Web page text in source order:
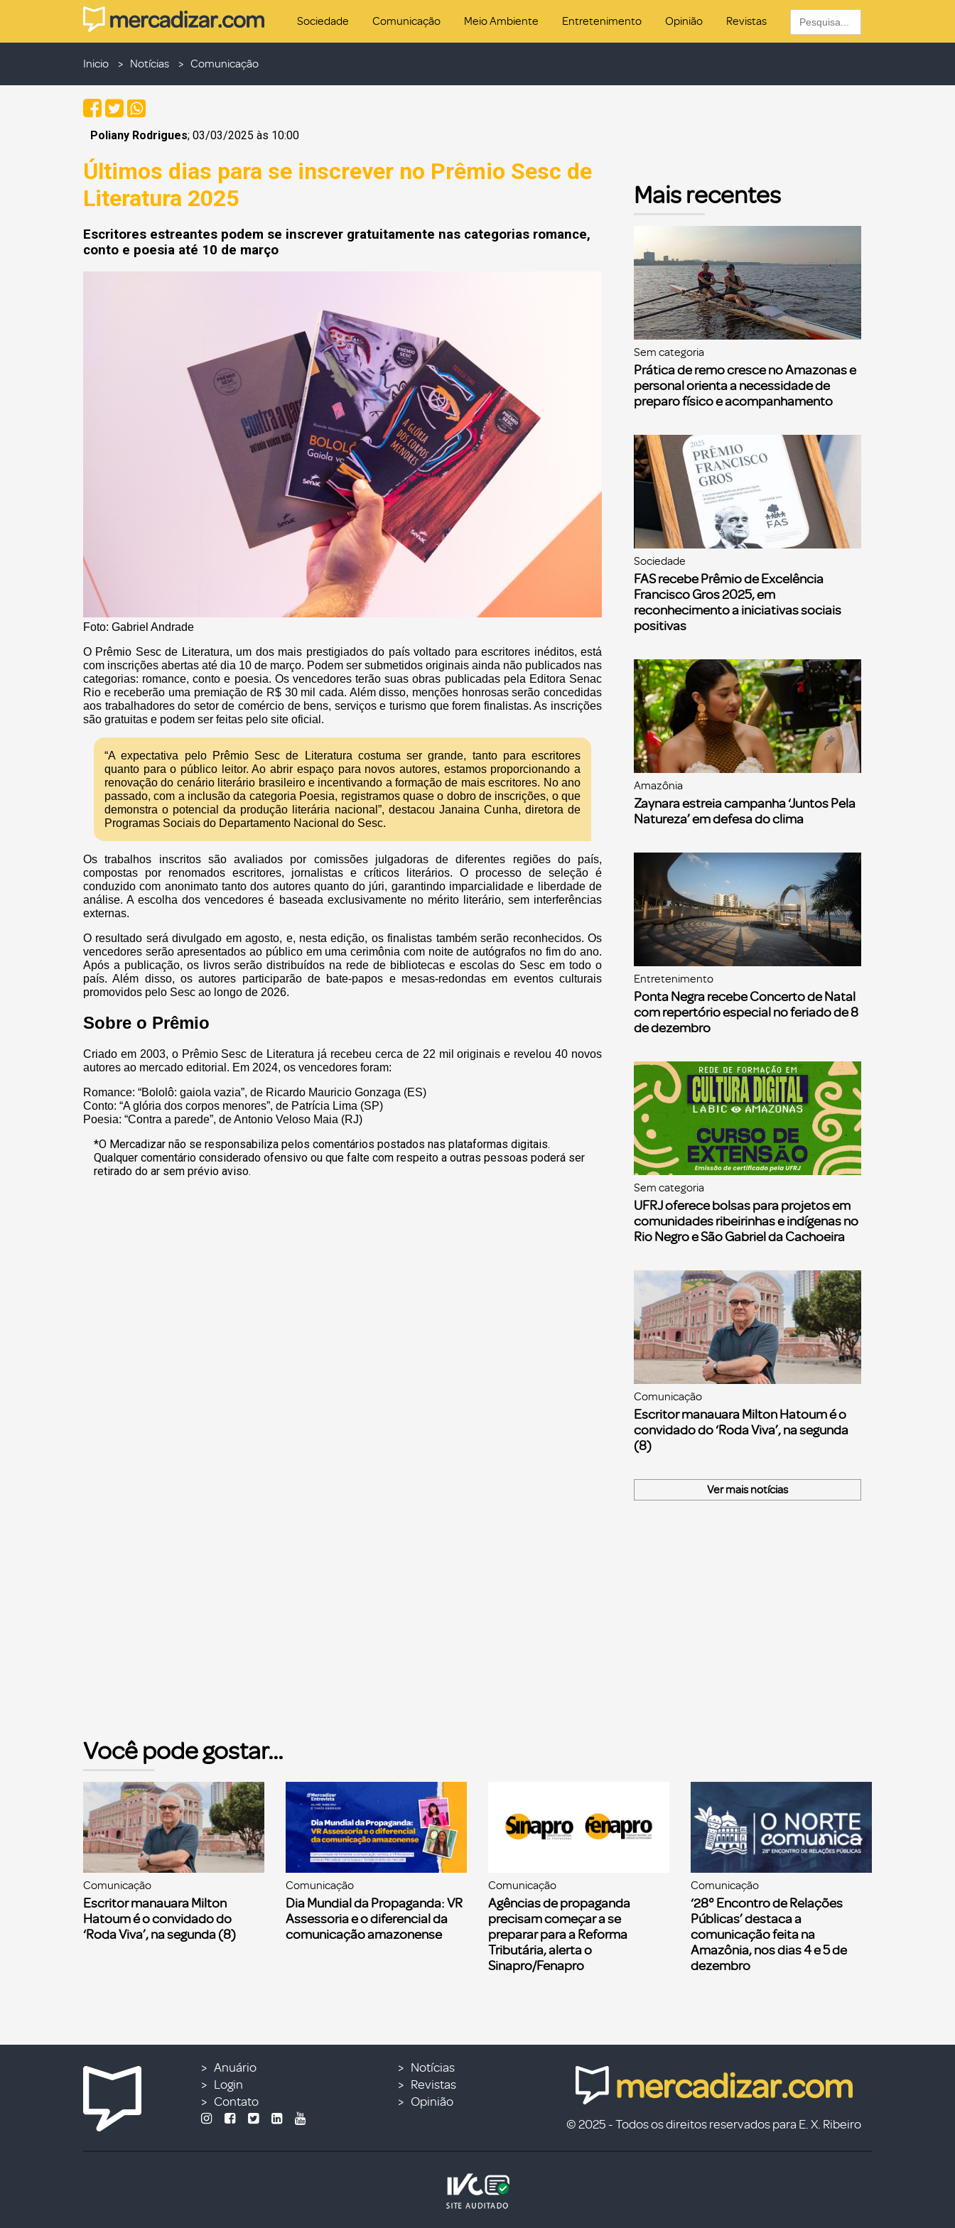
Sociedade Comunicação Meio Ambiente Entretenimento Opinião Revistas
Search
for:
Inicio Notícias Comunicação
Poliany Rodrigues; 03/03/2025 às 10:00
Últimos dias para se inscrever no Prêmio Sesc de
Literatura 2025
Escritores estreantes podem se inscrever gratuitamente nas categorias romance,
conto e poesia até 10 de março
Foto: Gabriel Andrade
O Prêmio Sesc de Literatura, um dos mais prestigiados do país voltado para escritores inéditos, está
com inscrições abertas até dia 10 de março. Podem ser submetidos originais ainda não publicados nas
categorias: romance, conto e poesia. Os vencedores terão suas obras publicadas pela Editora Senac
Rio e receberão uma premiação de R$ 30 mil cada. Além disso, menções honrosas serão concedidas
aos trabalhadores do setor de comércio de bens, serviços e turismo que forem finalistas. As inscrições
são gratuitas e podem ser feitas pelo site oficial.
“A expectativa pelo Prêmio Sesc de Literatura costuma ser grande, tanto para escritores
quanto para o público leitor. Ao abrir espaço para novos autores, estamos proporcionando a
renovação do cenário literário brasileiro e incentivando a formação de mais escritores. No ano
passado, com a inclusão da categoria Poesia, registramos quase o dobro de inscrições, o que
demonstra o potencial da produção literária nacional”, destacou Janaina Cunha, diretora de
Programas Sociais do Departamento Nacional do Sesc.
Os trabalhos inscritos são avaliados por comissões julgadoras de diferentes regiões do país,
compostas por renomados escritores, jornalistas e críticos literários. O processo de seleção é
conduzido com anonimato tanto dos autores quanto do júri, garantindo imparcialidade e liberdade de
análise. A escolha dos vencedores é baseada exclusivamente no mérito literário, sem interferências
externas.
O resultado será divulgado em agosto, e, nesta edição, os finalistas também serão reconhecidos. Os
vencedores serão apresentados ao público em uma cerimônia com noite de autógrafos no fim do ano.
Após a publicação, os livros serão distribuídos na rede de bibliotecas e escolas do Sesc em todo o
país. Além disso, os autores participarão de bate-papos e mesas-redondas em eventos culturais
promovidos pelo Sesc ao longo de 2026.
Sobre o Prêmio
Criado em 2003, o Prêmio Sesc de Literatura já recebeu cerca de 22 mil originais e revelou 40 novos
autores ao mercado editorial. Em 2024, os vencedores foram:
Romance: “Bololô: gaiola vazia”, de Ricardo Mauricio Gonzaga (ES)
Conto: “A glória dos corpos menores”, de Patrícia Lima (SP)
Poesia: “Contra a parede”, de Antonio Veloso Maia (RJ)
*O Mercadizar não se responsabiliza pelos comentários postados nas plataformas digitais.
Qualquer comentário considerado ofensivo ou que falte com respeito a outras pessoas poderá ser
retirado do ar sem prévio aviso.
Mais recentes
Sem categoria
Prática de remo cresce no Amazonas e
personal orienta a necessidade de
preparo físico e acompanhamento
Sociedade
FAS recebe Prêmio de Excelência
Francisco Gros 2025, em
reconhecimento a iniciativas sociais
positivas
Amazônia
Zaynara estreia campanha ‘Juntos Pela
Natureza’ em defesa do clima
Entretenimento
Ponta Negra recebe Concerto de Natal
com repertório especial no feriado de 8
de dezembro
Sem categoria
UFRJ oferece bolsas para projetos em
comunidades ribeirinhas e indígenas no
Rio Negro e São Gabriel da Cachoeira
Comunicação
Escritor manauara Milton Hatoum é o
convidado do ‘Roda Viva’, na segunda
(8)
Ver mais notícias
Você pode gostar...
Comunicação
Escritor manauara Milton
Hatoum é o convidado do
‘Roda Viva’, na segunda (8)
Comunicação
Dia Mundial da Propaganda: VR
Assessoria e o diferencial da
comunicação amazonense
Comunicação
Agências de propaganda
precisam começar a se
preparar para a Reforma
Tributária, alerta o
Sinapro/Fenapro
Comunicação
‘28° Encontro de Relações
Públicas’ destaca a
comunicação feita na
Amazônia, nos dias 4 e 5 de
dezembro
Anuário
Login
Contato
Notícias
Revistas
Opinião
© 2025 - Todos os direitos reservados para E. X. Ribeiro